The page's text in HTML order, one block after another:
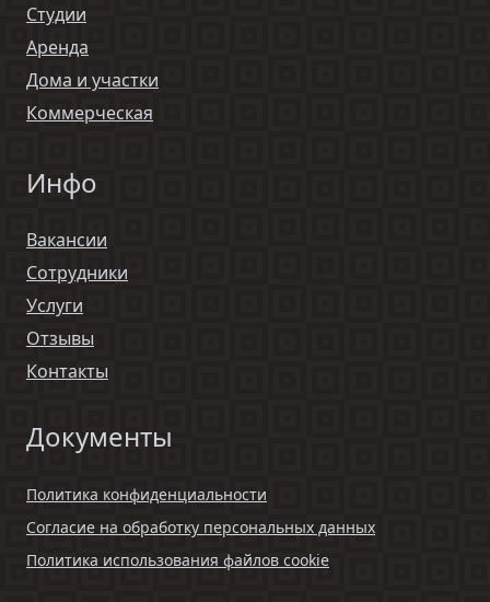
Студии
Аренда
Дома и участки
Коммерческая
Инфо
Вакансии
Сотрудники
Услуги
Отзывы
Контакты
Документы
Политика конфиденциальности
Согласие на обработку персональных данных
Политика использования файлов cookie